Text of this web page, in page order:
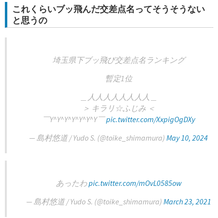
これくらいブッ飛んだ交差点名ってそうそうない
と思うの
埼玉県下ブッ飛び交差点名ランキング
暫定1位
＿人人人人人人人人＿
＞ キラリ☆ふじみ ＜
￣Y^Y^Y^Y^Y^Y^Y￣pic.twitter.com/XxpigOgDXy
— 島村悠道 / Yudo S. (@toike_shimamura) May 10, 2024
あったわpic.twitter.com/mOvL0585ow
— 島村悠道 / Yudo S. (@toike_shimamura) March 23, 2021